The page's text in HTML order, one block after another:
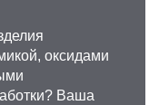
оксидами
Ваша